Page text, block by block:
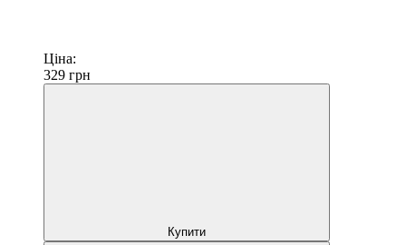
Ціна:
329 грн
Купити